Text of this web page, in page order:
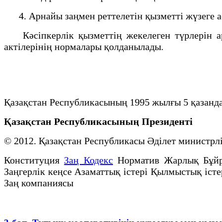
4. Арнайы заңмен реттелетiн қызметтi жүзеге
Кәсiпкерлiк қызметтiң жекелеген түрлерiн
актiлерiнiң нормалары қолданылады.
Қазақстан Республикасының 1995 жылғы 5
Қазақстан Республикасының Президенті
© 2012. Қазақстан Республикасы Әділет
Конституция Заң Кодекс Норматив Жарлық
Заңгерлік кеңсе Азаматтық істері Қылмыстық
Заң компаниясы